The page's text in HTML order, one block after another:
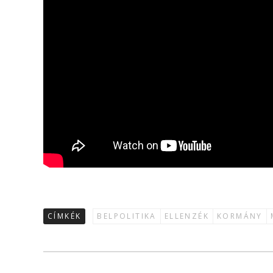
CÍMKÉK BELPOLITIKA ELLENZÉK KORMÁNY